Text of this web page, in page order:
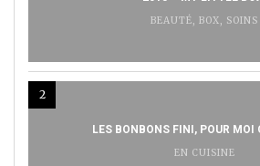
BEAUTÉ, BOX, SOINS
2
LES BONBONS FINI, POUR MOI
EN CUISINE